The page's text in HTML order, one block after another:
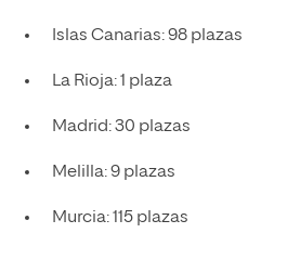
Islas Canarias: 98 plazas
La Rioja: 1 plaza
Madrid: 30 plazas
Melilla: 9 plazas
Murcia: 115 plazas